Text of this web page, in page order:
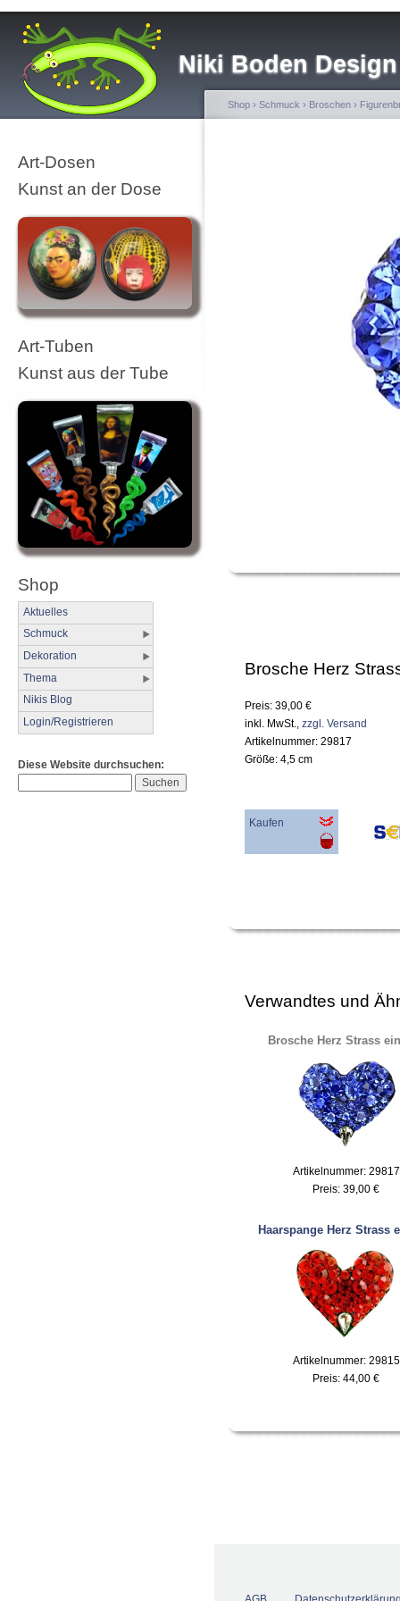
Niki Boden Design
Art-Dosen
Kunst an der Dose
Art-Tuben
Kunst aus der Tube
Shop
Aktuelles
Schmuck
Dekoration
Thema
Nikis Blog
Login/Registrieren
Diese Website durchsuchen:
Shop › Schmuck › Broschen ›
Brosche Herz
Preis: 39,00 €
inkl. MwSt., zzgl. Versand
Artikelnummer: 29817
Größe: 4,5 cm
Kaufen
Verwandtes und
Brosche Herz Strass
Artikelnummer: 29817
Preis: 39,00 €
Haarspange Herz Strass
Artikelnummer: 29815
Preis: 44,00 €